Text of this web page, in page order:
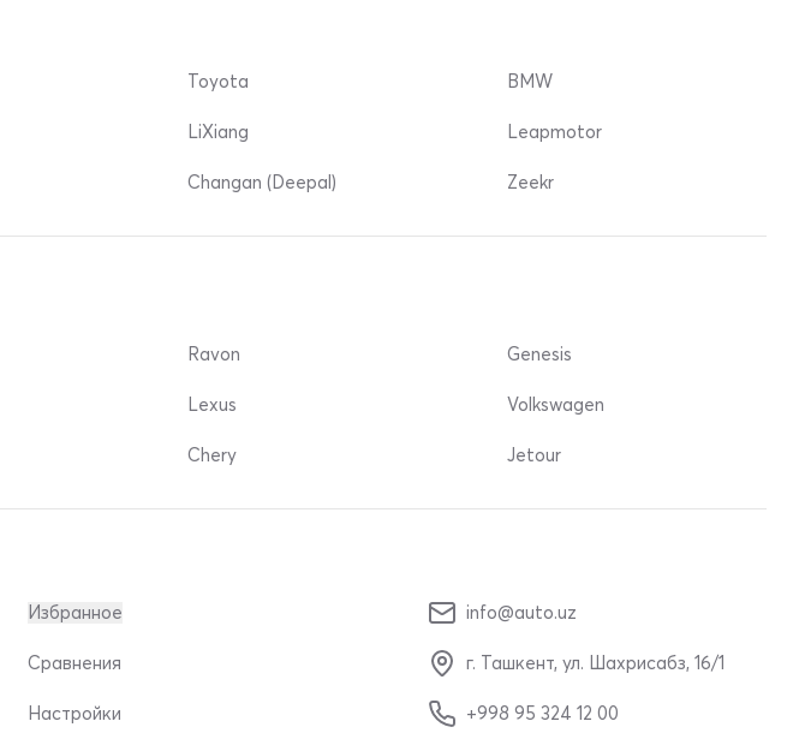
Toyota
LiXiang
Changan (Deepal)
BMW
Leapmotor
Zeekr
Ravon
Lexus
Chery
Genesis
Volkswagen
Jetour
Избранное
Сравнения
Настройки
info@auto.uz
г. Ташкент, ул. Шахрисабз, 16/1
+998 95 324 12 00